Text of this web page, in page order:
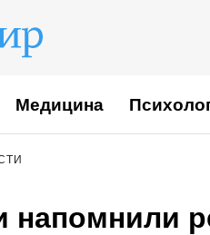
Медицина
напомнили